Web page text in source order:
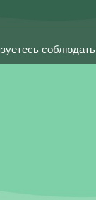
соблюдать